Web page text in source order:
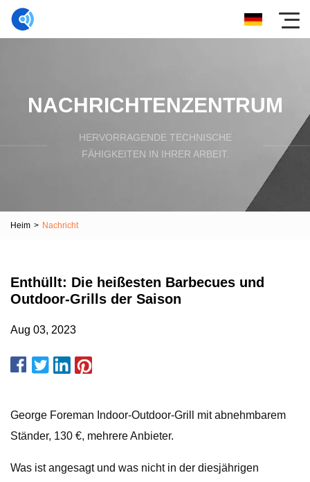
NACHRICHTENZENTRUM
HERVORRAGENDE TECHNISCHE
FÄHIGKEITEN IN IHRER ARBEIT.
Heim > Nachricht
Enthüllt: Die heißesten Barbecues und
Outdoor-Grills der Saison
Aug 03, 2023
George Foreman Indoor-Outdoor-Grill mit abnehmbarem
Ständer, 130 €, mehrere Anbieter.
Was ist angesagt und was nicht in der diesjährigen